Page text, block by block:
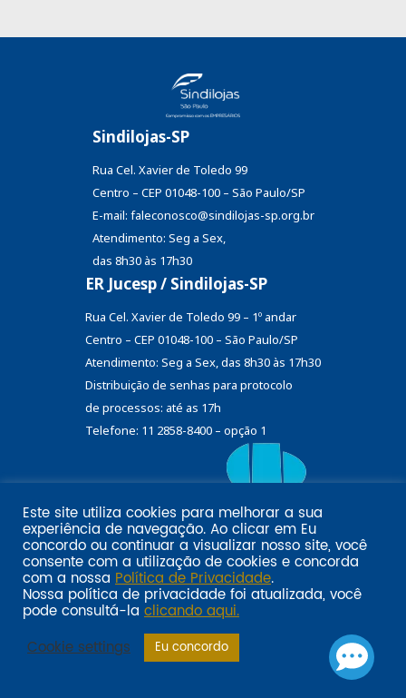
Sindilojas-SP
Rua Cel. Xavier de Toledo 99
Centro – CEP 01048-100 – São Paulo/SP
E-mail: faleconosco@sindilojas-sp.org.br
Atendimento: Seg a Sex,
das 8h30 às 17h30
ER Jucesp / Sindilojas-SP
Rua Cel. Xavier de Toledo 99 – 1º andar
Centro – CEP 01048-100 – São Paulo/SP
Atendimento: Seg a Sex, das 8h30 às 17h30
Distribuição de senhas para protocolo
de processos: até as 17h
Telefone: 11 2858-8400 – opção 1
Email marketing por:
Pol�tica de privacidade SINDILOJAS-SPAcesse aqui
Este site utiliza cookies para melhorar a sua
experiência de navegação. Ao clicar em Eu
concordo ou continuar a visualizar nosso site, você
consente com a utilização de cookies e concorda
com a nossa Política de Privacidade.
Nossa política de privacidade foi atualizada, você
pode consultá-la clicando aqui.
Cookie settings
Eu concordo